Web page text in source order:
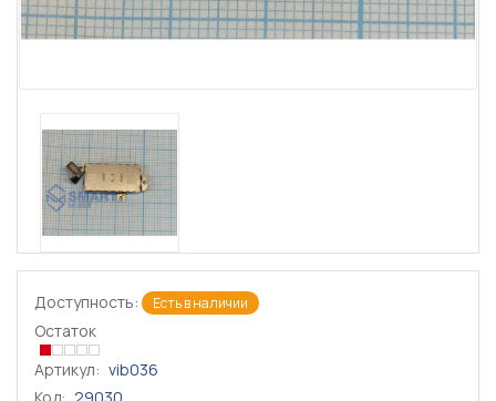
Доступность: Есть в наличии
Остаток
Артикул: vib036